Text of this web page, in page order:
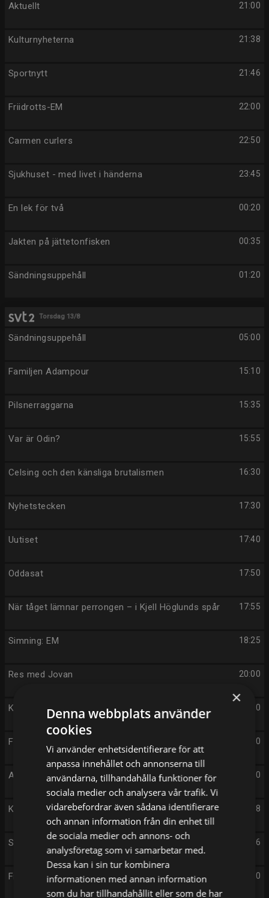
21:00
Aktuellt
21:38
Kulturnyheterna
21:46
Sportnytt
22:00
Friidrotts-EM
22:50
Carmen curlers
23:45
Sjukhuset - med livet i händerna
00:20
En lek för två
00:35
Jakten på jättetonfisken
01:20
Sändningsuppehåll
Torsdag 13/8
05:00
Sändningsuppehåll
15:10
Familjen Adampour
15:35
Pilsnerraggarna
15:55
Var är Odin?
16:30
Celsing och den känsliga brutalismen
17:30
Nyhetstecken
17:40
Uutiset
17:50
Oddasat
17:55
När tåget lämnar perrongen – i Kjell Höglunds spår
18:25
Simning: EM
20:00
Res med Jovan
20:10
Kriminalarkivet: Ståplats i Nybroviken
20:30
Friidrotts-EM
21:00
Aktuellt
21:38
Kulturnyheterna
21:46
Sportnytt
22:00
Friidrotts-EM
×
Denna webbplats använder
cookies
Vi använder enhetsidentifierare för att
anpassa innehållet och annonserna till
användarna, tillhandahålla funktioner för
sociala medier och analysera vår trafik. Vi
vidarebefordrar även sådana identifierare
och annan information från din enhet till
de sociala medier och annons- och
analysföretag som vi samarbetar med.
Dessa kan i sin tur kombinera
informationen med annan information
som du har tillhandahållit eller som de har